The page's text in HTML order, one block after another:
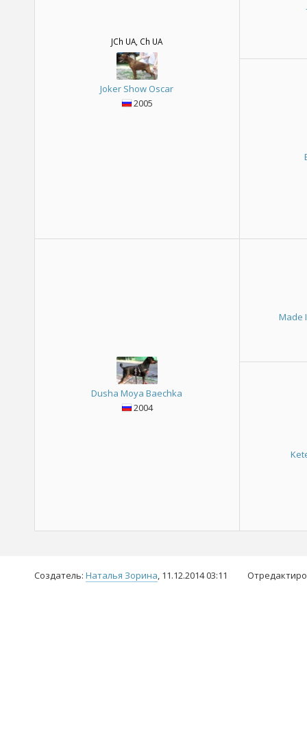
JCh UA, Ch UA
Joker Show Oscar
2005
Dusha Moya Baechka
2004
Made
Создатель: Наталья Зорина, 11.12.2014 03:11